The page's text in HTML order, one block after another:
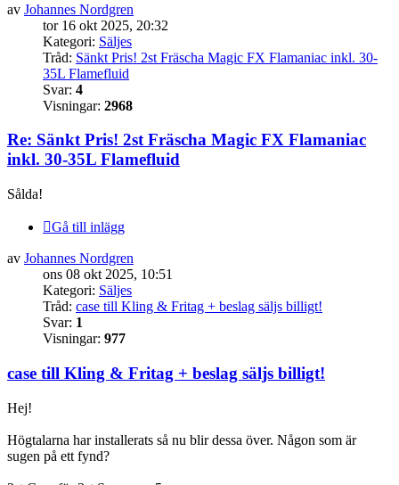
av Johannes Nordgren
tor 16 okt 2025, 20:32
Kategori: Säljes
Tråd: Sänkt Pris! 2st Fräscha Magic FX Flamaniac inkl. 30-
35L Flamefluid
Svar: 4
Visningar: 2968
Re: Sänkt Pris! 2st Fräscha Magic FX Flamaniac
inkl. 30-35L Flamefluid
Sålda!
Gå till inlägg
av Johannes Nordgren
ons 08 okt 2025, 10:51
Kategori: Säljes
Tråd: case till Kling & Fritag + beslag säljs billigt!
Svar: 1
Visningar: 977
case till Kling & Fritag + beslag säljs billigt!
Hej!
Högtalarna har installerats så nu blir dessa över. Någon som är
sugen på ett fynd?